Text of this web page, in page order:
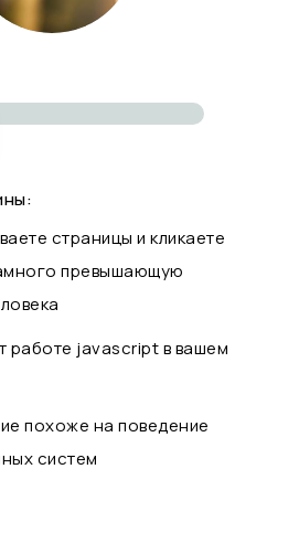
страницы и кликаете
превышающую
работе javascript в вашем
похоже на поведение
систем